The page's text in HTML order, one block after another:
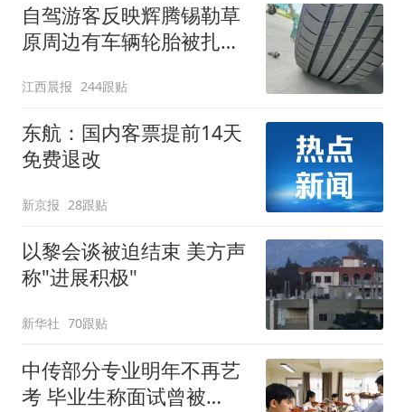
自驾游客反映辉腾锡勒草
原周边有车辆轮胎被扎，
元，官方发布情况通报
江西晨报 244跟贴
东航：国内客票提前14天
免费退改
新京报 28跟贴
以黎会谈被迫结束 美方声
称"进展积极"
新华社 70跟贴
中传部分专业明年不再艺
考 毕业生称面试曾被